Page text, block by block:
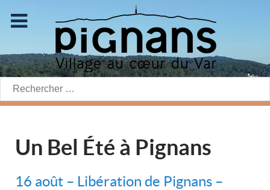
Rechercher:
Un Bel Été à Pignans
16 août – Libération de Pignans –